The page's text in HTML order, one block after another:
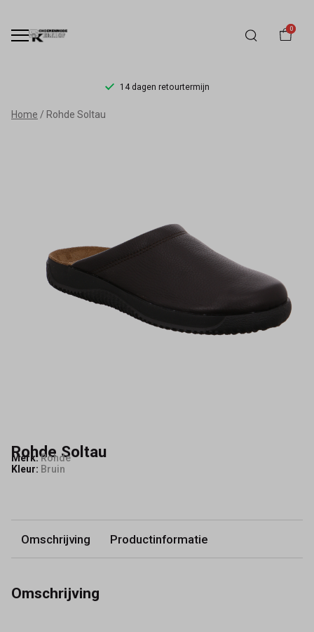
0
14 dagen retourtermijn
Rohde
Home Rohde Soltau
Rohde Soltau
Merk:Rohde
Kleur: Bruin
Omschrijving Productinformatie
Omschrijving